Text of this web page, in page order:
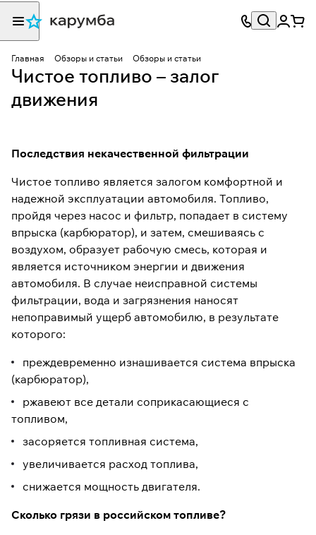
Главная Обзоры и статьи Обзоры и статьи
Чистое топливо – залог
движения
Последствия некачественной фильтрации
Чистое топливо является залогом комфортной и
надежной эксплуатации автомобиля. Топливо,
пройдя через насос и фильтр, попадает в систему
впрыска (карбюратор), и затем, смешиваясь с
воздухом, образует рабочую смесь, которая и
является источником энергии и движения
автомобиля. В случае неисправной системы
фильтрации, вода и загрязнения наносят
непоправимый ущерб автомобилю, в результате
которого:
преждевременно изнашивается система впрыска
(карбюратор),
ржавеют все детали соприкасающиеся с
топливом,
засоряется топливная система,
увеличивается расход топлива,
снижается мощность двигателя.
Сколько грязи в российском топливе?